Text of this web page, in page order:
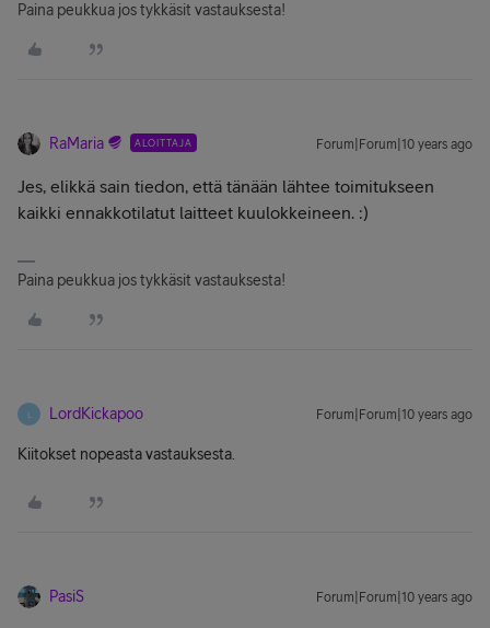
Paina peukkua jos tykkäsit vastauksesta!
RaMaria ALOITTAJA Forum|Forum|10 years ago
Jes, elikkä sain tiedon, että tänään lähtee toimitukseen
kaikki ennakkotilatut laitteet kuulokkeineen. :)
Paina peukkua jos tykkäsit vastauksesta!
LordKickapoo Forum|Forum|10 years ago
Kiitokset nopeasta vastauksesta.
PasiS Forum|Forum|10 years ago